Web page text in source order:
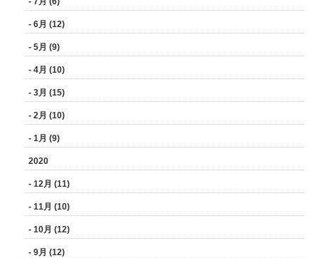
- 6月 (12)
- 5月 (9)
- 4月 (10)
- 3月 (15)
- 2月 (10)
- 1月 (9)
2020
- 12月 (11)
- 11月 (10)
- 10月 (12)
- 9月 (12)